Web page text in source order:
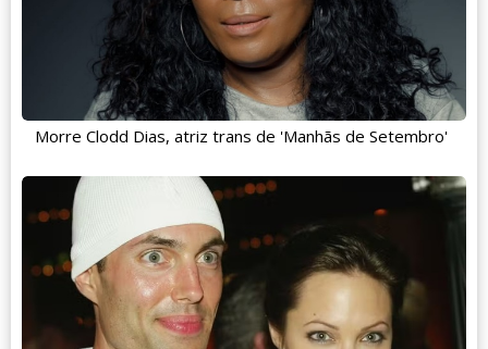
Morre Clodd Dias, atriz trans de 'Manhãs de Setembro'